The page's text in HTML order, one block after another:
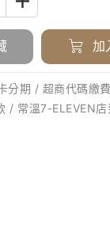
加
分期 / 超商代碼繳
/ 常溫7-ELEVEN